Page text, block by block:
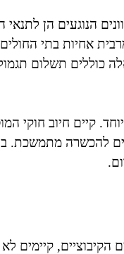
הנוגעים הן
אחיות בתי
כוללים תשלום
קיים חיוב חוקי
להכשרה מתמשכת.
הקיבוציים, קיימים